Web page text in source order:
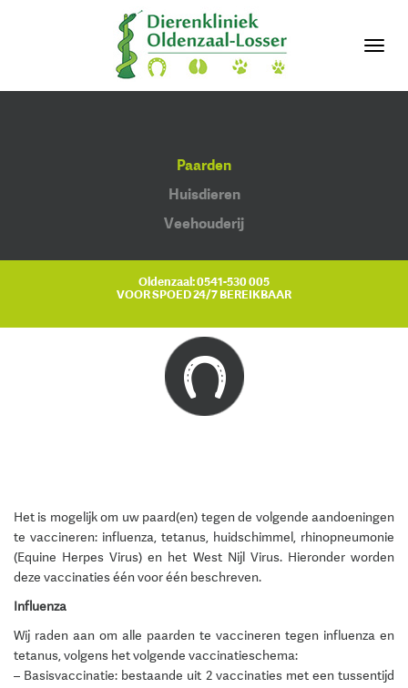
Paarden
Huisdieren
Veehouderij
Oldenzaal:0541-530 005
VOOR SPOED 24/7 BEREIKBAAR
Het is mogelijk om uw paard(en) tegen de volgende aandoeningen
te vaccineren: influenza, tetanus, huidschimmel, rhinopneumonie
(Equine Herpes Virus) en het West Nijl Virus. Hieronder worden
deze vaccinaties één voor één beschreven.
Influenza
Wij raden aan om alle paarden te vaccineren tegen influenza en
tetanus, volgens het volgende vaccinatieschema:
– Basisvaccinatie: bestaande uit 2 vaccinaties met een tussentijd